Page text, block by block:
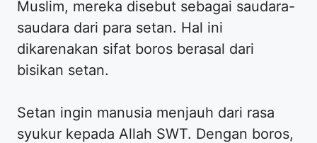
Muslim, mereka disebut sebagai saudara-
saudara dari para setan. Hal ini
dikarenakan sifat boros berasal dari
bisikan setan.
Setan ingin manusia menjauh dari rasa
syukur kepada Allah SWT. Dengan boros,